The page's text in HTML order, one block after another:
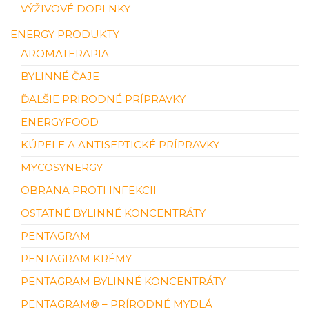
VÝŽIVOVÉ DOPLNKY
ENERGY PRODUKTY
AROMATERAPIA
BYLINNÉ ČAJE
ĎALŠIE PRIRODNÉ PRÍPRAVKY
ENERGYFOOD
KÚPELE A ANTISEPTICKÉ PRÍPRAVKY
MYCOSYNERGY
OBRANA PROTI INFEKCII
OSTATNÉ BYLINNÉ KONCENTRÁTY
PENTAGRAM
PENTAGRAM KRÉMY
PENTAGRAM BYLINNÉ KONCENTRÁTY
PENTAGRAM® – PRÍRODNÉ MYDLÁ